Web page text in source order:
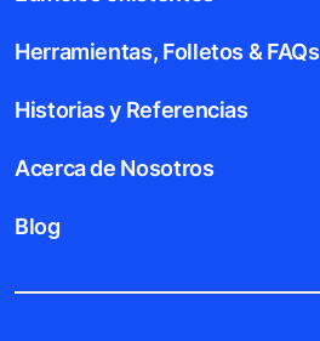
Herramientas, Folletos & FAQs
Historias y Referencias
Acerca de Nosotros
Blog